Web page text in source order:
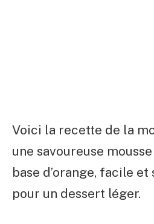
Voici la recette de la
une savoureuse
base d’orange, facile
pour un dessert léger.